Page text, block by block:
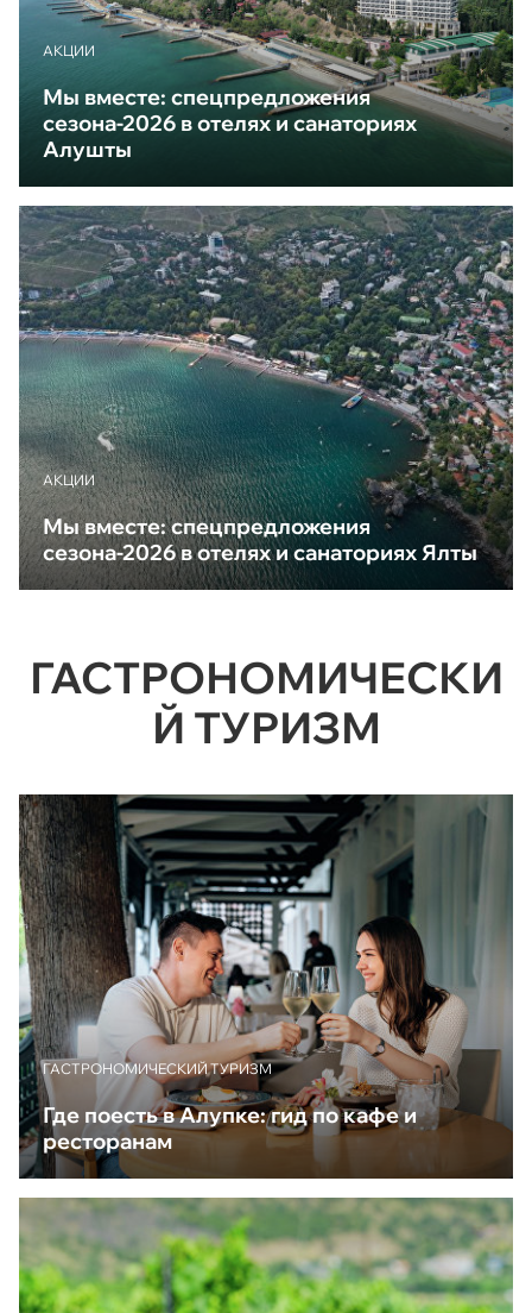
АКЦИИ
Мы вместе: спецпредложения
сезона-2026 в отелях и санаториях
Алушты
АКЦИИ
Мы вместе: спецпредложения
сезона-2026 в отелях и санаториях Ялты
ГАСТРОНОМИЧЕСКИ
Й ТУРИЗМ
ГАСТРОНОМИЧЕСКИЙ ТУРИЗМ
Где поесть в Алупке: гид по кафе и
ресторанам